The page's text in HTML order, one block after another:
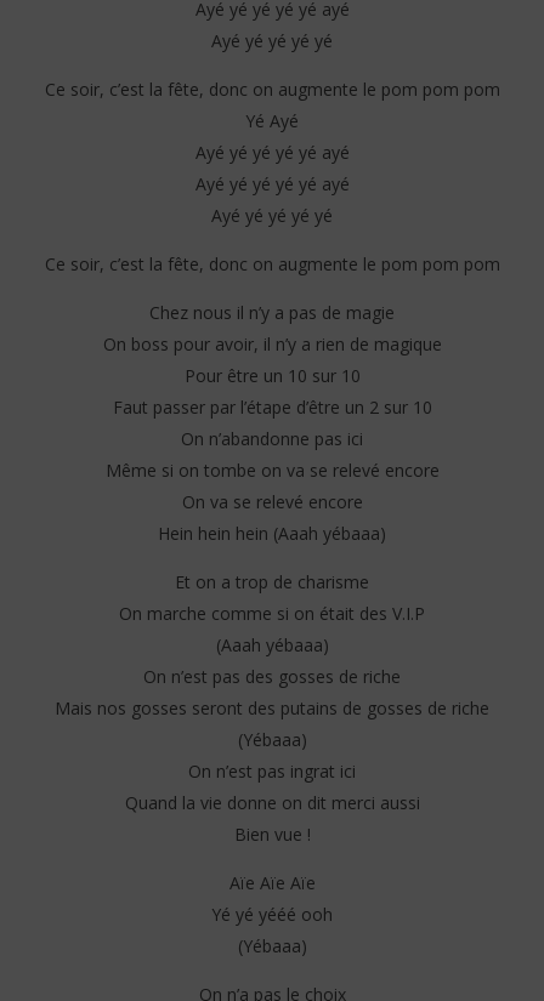
Ayé yé yé yé yé ayé
Ayé yé yé yé yé
Ce soir, c’est la fête, donc on augmente le pom pom pom
Yé Ayé
Ayé yé yé yé yé ayé
Ayé yé yé yé yé ayé
Ayé yé yé yé yé
Ce soir, c’est la fête, donc on augmente le pom pom pom
Chez nous il n’y a pas de magie
On boss pour avoir, il n’y a rien de magique
Pour être un 10 sur 10
Faut passer par l’étape d’être un 2 sur 10
On n’abandonne pas ici
Même si on tombe on va se relevé encore
On va se relevé encore
Hein hein hein (Aaah yébaaa)
Et on a trop de charisme
On marche comme si on était des V.I.P
(Aaah yébaaa)
On n’est pas des gosses de riche
Mais nos gosses seront des putains de gosses de riche
(Yébaaa)
On n’est pas ingrat ici
Quand la vie donne on dit merci aussi
Bien vue !
Aïe Aïe Aïe
Yé yé yééé ooh
(Yébaaa)
On n’a pas le choix